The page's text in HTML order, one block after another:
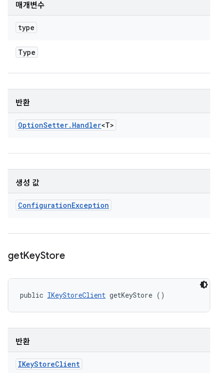
매개변수
type
Type
반환
OptionSetter. Handler<T>
생성 값
ConfigurationException
getKeyStore
public IKeyStoreClient getKeyStore ()
반환
IKeyStoreClient